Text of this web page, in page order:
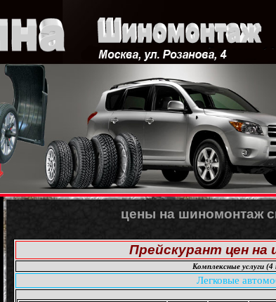
цены на шиномонтаж
Прейскурант цен
Комплексные услуги (4
Легковые